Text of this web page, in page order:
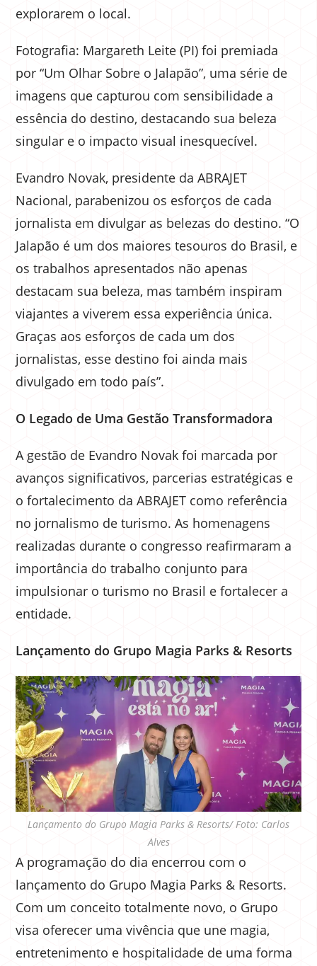
explorarem o local.
Fotografia: Margareth Leite (PI) foi premiada
por “Um Olhar Sobre o Jalapão”, uma série de
imagens que capturou com sensibilidade a
essência do destino, destacando sua beleza
singular e o impacto visual inesquecível.
Evandro Novak, presidente da ABRAJET
Nacional, parabenizou os esforços de cada
jornalista em divulgar as belezas do destino. “O
Jalapão é um dos maiores tesouros do Brasil, e
os trabalhos apresentados não apenas
destacam sua beleza, mas também inspiram
viajantes a viverem essa experiência única.
Graças aos esforços de cada um dos
jornalistas, esse destino foi ainda mais
divulgado em todo país”.
O Legado de Uma Gestão Transformadora
A gestão de Evandro Novak foi marcada por
avanços significativos, parcerias estratégicas e
o fortalecimento da ABRAJET como referência
no jornalismo de turismo. As homenagens
realizadas durante o congresso reafirmaram a
importância do trabalho conjunto para
impulsionar o turismo no Brasil e fortalecer a
entidade.
Lançamento do Grupo Magia Parks & Resorts
Lançamento do Grupo Magia Parks & Resorts/ Foto: Carlos
Alves
A programação do dia encerrou com o
lançamento do Grupo Magia Parks & Resorts.
Com um conceito totalmente novo, o Grupo
visa oferecer uma vivência que une magia,
entretenimento e hospitalidade de uma forma